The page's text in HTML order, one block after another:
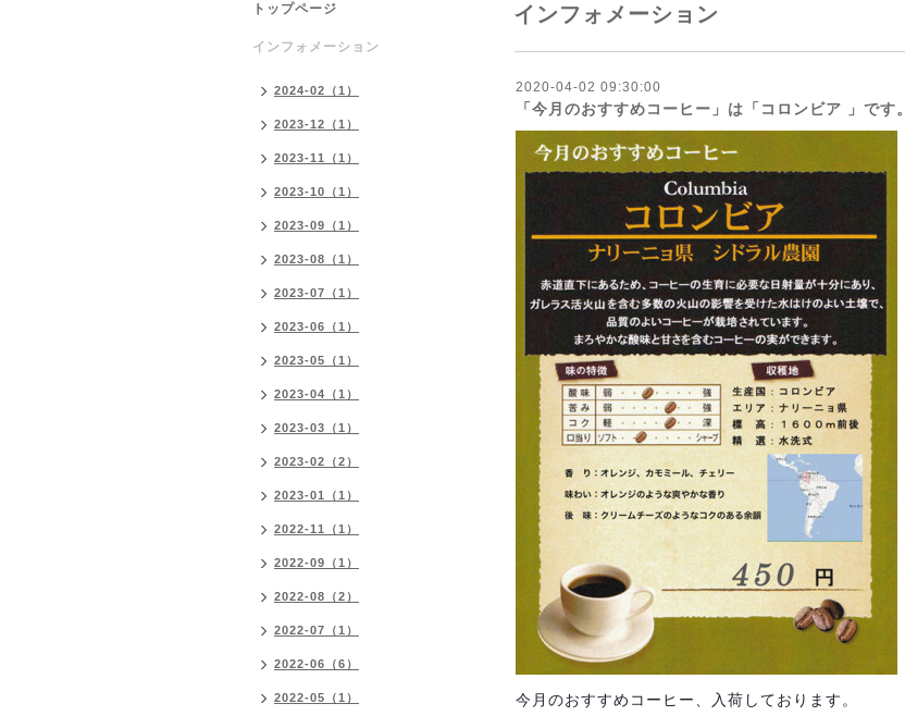
インフォメーション
2020-04-02 09:30:00
「今月のおすすめコーヒー」は「コロンビア 」です。
今月のおすすめコーヒー、入荷しております。
トップページ
インフォメーション
2024-02（1）
2023-12（1）
2023-11（1）
2023-10（1）
2023-09（1）
2023-08（1）
2023-07（1）
2023-06（1）
2023-05（1）
2023-04（1）
2023-03（1）
2023-02（2）
2023-01（1）
2022-11（1）
2022-09（1）
2022-08（2）
2022-07（1）
2022-06（6）
2022-05（1）